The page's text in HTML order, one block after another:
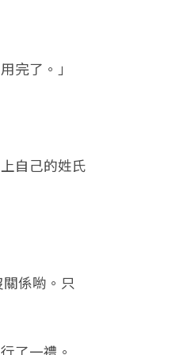
完了。」
自己的姓氏
係喲。只